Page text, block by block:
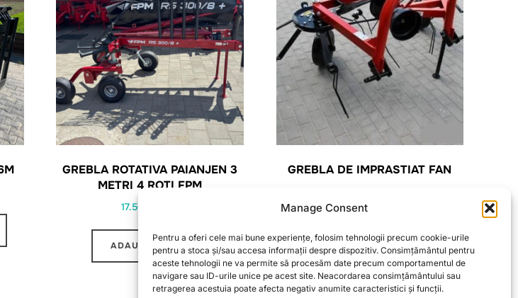
Manage Consent
Pentru a oferi cele mai bune experiențe, folosim tehnologii precum cookie-urile
pentru a stoca și/sau accesa informații despre dispozitiv. Consimțământul pentru
aceste tehnologii ne va permite să procesăm date precum comportamentul de
navigare sau ID-urile unice pe acest site. Neacordarea consimțământului sau
retragerea acestuia poate afecta negativ anumite caracteristici și funcții.
Acest
GREBLA ROTATIVA PAIANJEN 3
METRI 4 ROTI FPM
17.500,00
ADAUGĂ ÎN COȘ
GREBLA DE IMPRASTIAT FAN